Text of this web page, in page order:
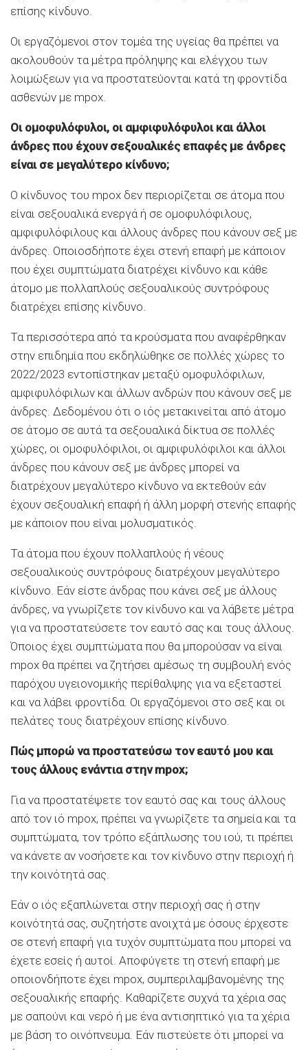
επίσης κίνδυνο.
Οι εργαζόμενοι στον τομέα της υγείας θα πρέπει να
ακολουθούν τα μέτρα πρόληψης και ελέγχου των
λοιμώξεων για να προστατεύονται κατά τη φροντίδα
ασθενών με mpox.
Οι ομοφυλόφυλοι, οι αμφιφυλόφυλοι και άλλοι
άνδρες που έχουν σεξουαλικές επαφές με άνδρες
είναι σε μεγαλύτερο κίνδυνο;
Ο κίνδυνος του mpox δεν περιορίζεται σε άτομα που
είναι σεξουαλικά ενεργά ή σε ομοφυλόφιλους,
αμφιφυλόφιλους και άλλους άνδρες που κάνουν σεξ με
άνδρες. Οποιοσδήποτε έχει στενή επαφή με κάποιον
που έχει συμπτώματα διατρέχει κίνδυνο και κάθε
άτομο με πολλαπλούς σεξουαλικούς συντρόφους
διατρέχει επίσης κίνδυνο.
Τα περισσότερα από τα κρούσματα που αναφέρθηκαν
στην επιδημία που εκδηλώθηκε σε πολλές χώρες το
2022/2023 εντοπίστηκαν μεταξύ ομοφυλόφιλων,
αμφιφυλόφιλων και άλλων ανδρών που κάνουν σεξ με
άνδρες. Δεδομένου ότι ο ιός μετακινείται από άτομο
σε άτομο σε αυτά τα σεξουαλικά δίκτυα σε πολλές
χώρες, οι ομοφυλόφιλοι, οι αμφιφυλόφιλοι και άλλοι
άνδρες που κάνουν σεξ με άνδρες μπορεί να
διατρέχουν μεγαλύτερο κίνδυνο να εκτεθούν εάν
έχουν σεξουαλική επαφή ή άλλη μορφή στενής επαφής
με κάποιον που είναι μολυσματικός.
Τα άτομα που έχουν πολλαπλούς ή νέους
σεξουαλικούς συντρόφους διατρέχουν μεγαλύτερο
κίνδυνο. Εάν είστε άνδρας που κάνει σεξ με άλλους
άνδρες, να γνωρίζετε τον κίνδυνο και να λάβετε μέτρα
για να προστατεύσετε τον εαυτό σας και τους άλλους.
Όποιος έχει συμπτώματα που θα μπορούσαν να είναι
mpox θα πρέπει να ζητήσει αμέσως τη συμβουλή ενός
παρόχου υγειονομικής περίθαλψης για να εξεταστεί
και να λάβει φροντίδα. Οι εργαζόμενοι στο σεξ και οι
πελάτες τους διατρέχουν επίσης κίνδυνο.
Πώς μπορώ να προστατεύσω τον εαυτό μου και
τους άλλους ενάντια στην mpox;
Για να προστατέψετε τον εαυτό σας και τους άλλους
από τον ιό mpox, πρέπει να γνωρίζετε τα σημεία και τα
συμπτώματα, τον τρόπο εξάπλωσης του ιού, τι πρέπει
να κάνετε αν νοσήσετε και τον κίνδυνο στην περιοχή ή
την κοινότητά σας.
Εάν ο ιός εξαπλώνεται στην περιοχή σας ή στην
κοινότητά σας, συζητήστε ανοιχτά με όσους έρχεστε
σε στενή επαφή για τυχόν συμπτώματα που μπορεί να
έχετε εσείς ή αυτοί. Αποφύγετε τη στενή επαφή με
οποιονδήποτε έχει mpox, συμπεριλαμβανομένης της
σεξουαλικής επαφής. Καθαρίζετε συχνά τα χέρια σας
με σαπούνι και νερό ή με ένα αντισηπτικό για τα χέρια
με βάση το οινόπνευμα. Εάν πιστεύετε ότι μπορεί να